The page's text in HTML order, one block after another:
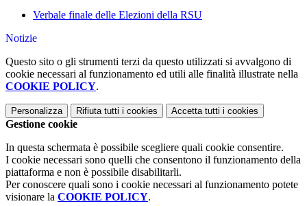
Verbale finale delle Elezioni della RSU
Notizie
Questo sito o gli strumenti terzi da questo utilizzati si avvalgono di
cookie necessari al funzionamento ed utili alle finalità illustrate nella
COOKIE POLICY.
Personalizza Rifiuta tutti i cookies Accetta tutti i cookies
Gestione cookie
In questa schermata è possibile scegliere quali cookie consentire.
I cookie necessari sono quelli che consentono il funzionamento della
piattaforma e non è possibile disabilitarli.
Per conoscere quali sono i cookie necessari al funzionamento potete
visionare la COOKIE POLICY.